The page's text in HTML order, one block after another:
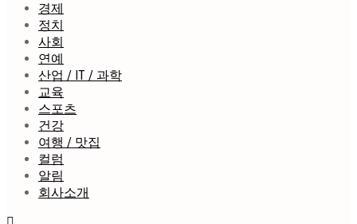
경제
정치
사회
연예
산업 / IT / 과학
교육
스포츠
건강
여행 / 맛집
컬럼
알림
회사소개